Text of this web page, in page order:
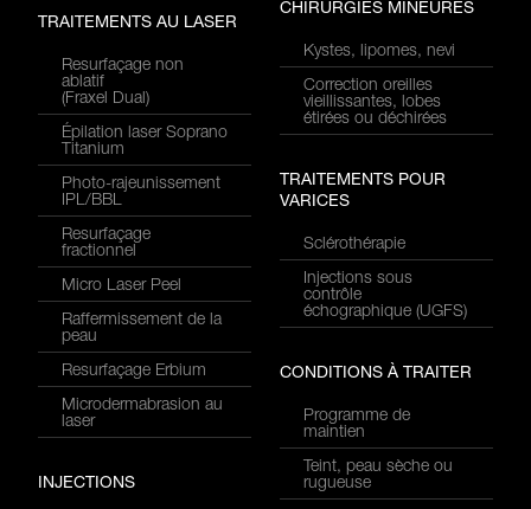
TRAITEMENTS AU LASER
Resurfaçage non
ablatif
(Fraxel Dual)
Épilation laser Soprano
Titanium
Photo-rajeunissement
IPL/BBL
Resurfaçage
fractionnel
Micro Laser Peel
Raffermissement de la
peau
Resurfaçage Erbium
Microdermabrasion au
laser
INJECTIONS
CHIRURGIES MINEURES
Kystes, lipomes, nevi
Correction oreilles
vieillissantes, lobes
étirées ou déchirées
TRAITEMENTS POUR
VARICES
Sclérothérapie
Injections sous
contrôle
échographique (UGFS)
CONDITIONS À TRAITER
Programme de
maintien
Teint, peau sèche ou
rugueuse